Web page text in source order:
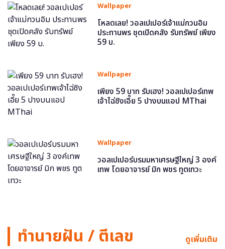
Wallpaper
โหลดเลย! วอลเปเปอร์เจ้าแม่กวนอิม
ประทานพร ชุดเปิดคลัง รับทรัพย์ เพียง
59 บ.
Wallpaper
เพียง 59 บาท รับเฮง! วอลเปเปอร์เทพ
เจ้าไฉ่ซิงเอี๊ย 5 ปางบนแอป MThai
Wallpaper
วอลเปเปอร์บรมมหาเศรษฐีใหญ่ 3 องค์
เทพ โดยอาจารย์ มิก พชร ทูตเทวะ
ทำนายฝัน / ตีเลข ดูเพิ่มเติม